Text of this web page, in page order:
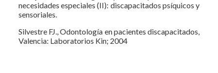
necesidades especiales (II): discapacitados psíquicos y
sensoriales.
Silvestre FJ., Odontología en pacientes discapacitados,
Valencia: Laboratorios Kin; 2004